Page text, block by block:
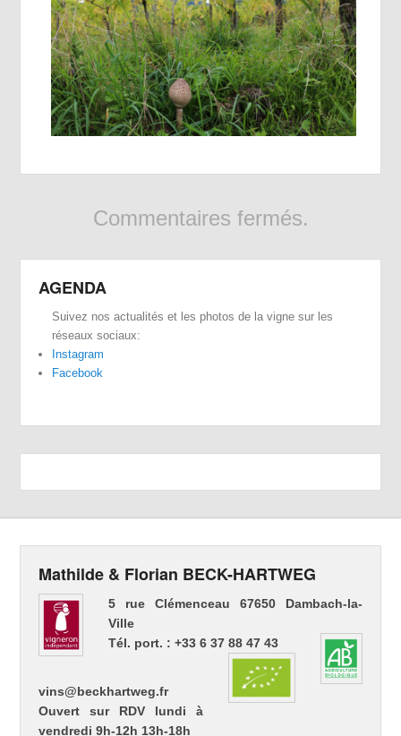
Commentaires fermés.
AGENDA
Suivez nos actualités et les photos de la vigne sur les
réseaux sociaux:
Instagram
Facebook
Mathilde & Florian BECK-HARTWEG
5 rue Clémenceau 67650 Dambach-la-
Ville
Tél. port. : +33 6 37 88 47 43
vins@beckhartweg.fr
Ouvert sur RDV lundi à
vendredi 9h-12h 13h-18h